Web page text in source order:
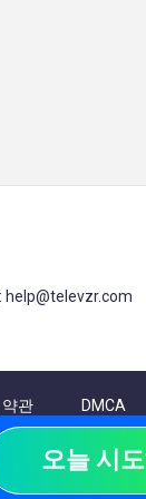
오늘 시
help@televzr.com
관 DMCA